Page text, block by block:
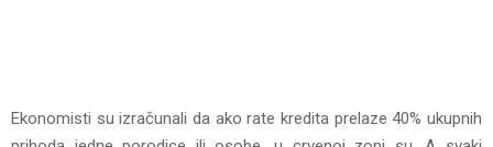
Ekonomisti su izračunali da ako rate kredita prelaze 40% ukupnih